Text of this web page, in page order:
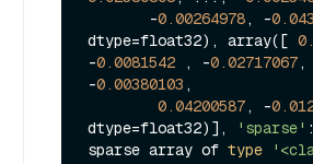
       -
0.00264978, -
dtype=float32), array([
-0.0081542 , -0.02717067,
-0.00380103 ,
0.04200587, -
dtype=float32)],
'sparse'
sparse array of type